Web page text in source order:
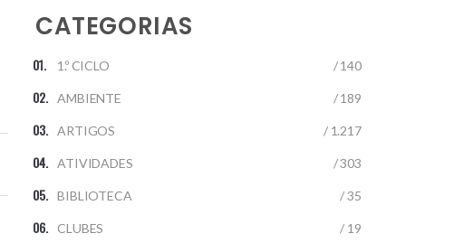
CATEGORIAS
1.º CICLO / 140
AMBIENTE / 189
ARTIGOS / 1.217
ATIVIDADES / 303
BIBLIOTECA / 35
CLUBES / 19